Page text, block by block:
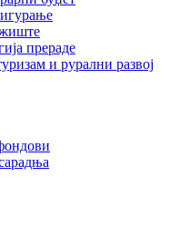
прераде
и рурални развој